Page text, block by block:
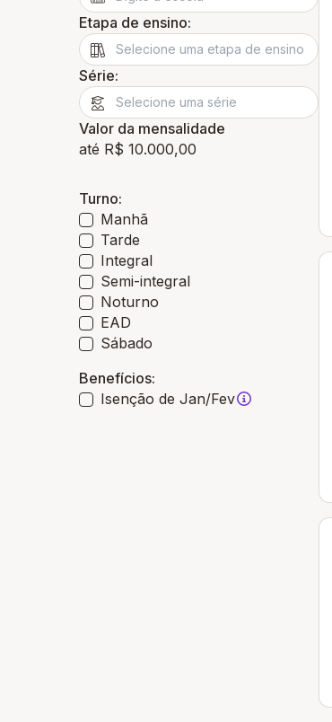
Etapa de ensino:
Série:
Valor da mensalidade
até R$ 10.000,00
Turno:
Manhã
Tarde
Integral
Semi-integral
Noturno
EAD
Sábado
Benefícios:
Isenção de Jan/Fev